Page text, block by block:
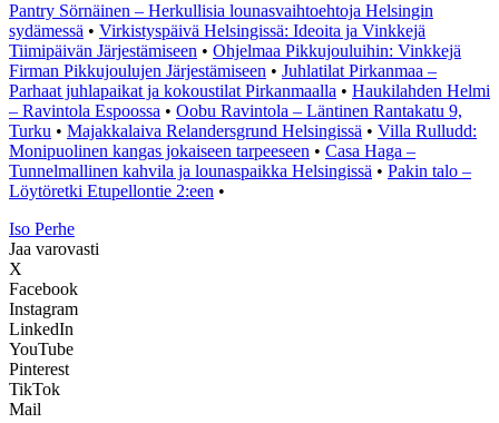
Pantry Sörnäinen – Herkullisia lounasvaihtoehtoja Helsingin
sydämessä • Virkistyspäivä Helsingissä: Ideoita ja Vinkkejä
Tiimipäivän Järjestämiseen • Ohjelmaa Pikkujouluihin: Vinkkejä
Firman Pikkujoulujen Järjestämiseen • Juhlatilat Pirkanmaa –
Parhaat juhlapaikat ja kokoustilat Pirkanmaalla • Haukilahden Helmi
– Ravintola Espoossa • Oobu Ravintola – Läntinen Rantakatu 9,
Turku • Majakkalaiva Relandersgrund Helsingissä • Villa Rulludd:
Monipuolinen kangas jokaiseen tarpeeseen • Casa Haga –
Tunnelmallinen kahvila ja lounaspaikka Helsingissä • Pakin talo –
Löytöretki Etupellontie 2:een •
Iso Perhe
Jaa varovasti
X
Facebook
Instagram
LinkedIn
YouTube
Pinterest
TikTok
Mail